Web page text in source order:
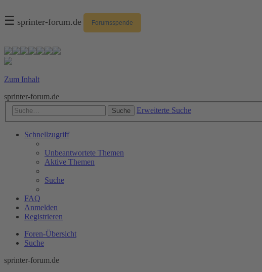
☰ sprinter-forum.de Forumsspende
Zum Inhalt
sprinter-forum.de
Suche Erweiterte Suche
Schnellzugriff
Unbeantwortete Themen
Aktive Themen
Suche
FAQ
Anmelden
Registrieren
Foren-Übersicht
Suche
sprinter-forum.de